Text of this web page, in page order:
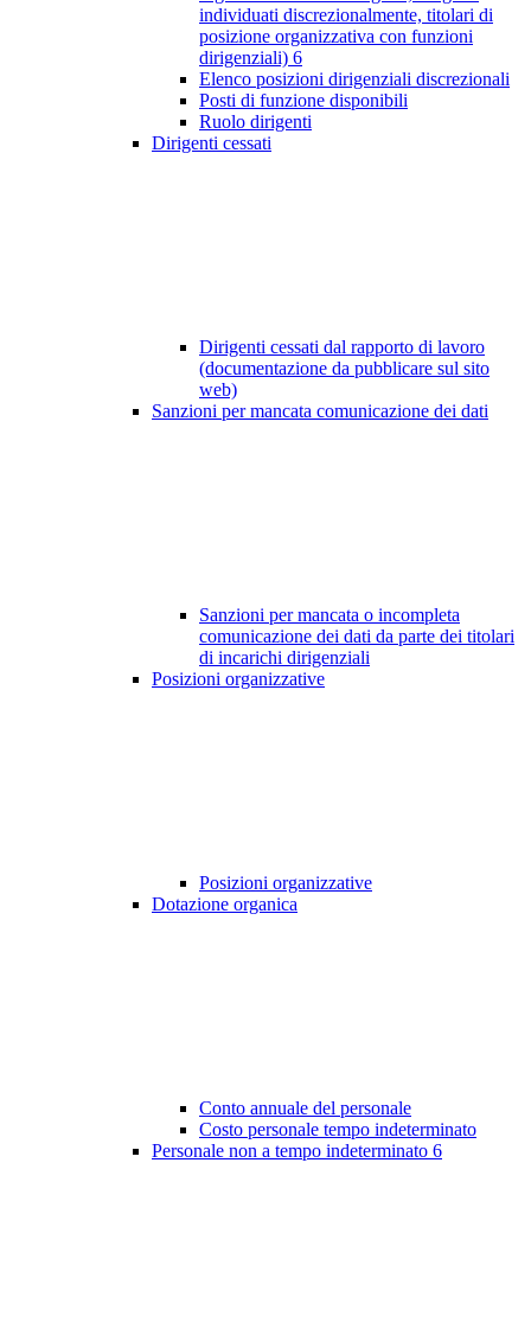
individuati discrezionalmente, titolari di
posizione organizzativa con funzioni
dirigenziali) 6
Elenco posizioni dirigenziali discrezionali
Posti di funzione disponibili
Ruolo dirigenti
Dirigenti cessati
Dirigenti cessati dal rapporto di lavoro
(documentazione da pubblicare sul sito
web)
Sanzioni per mancata comunicazione dei dati
Sanzioni per mancata o incompleta
comunicazione dei dati da parte dei titolari
di incarichi dirigenziali
Posizioni organizzative
Posizioni organizzative
Dotazione organica
Conto annuale del personale
Costo personale tempo indeterminato
Personale non a tempo indeterminato 6